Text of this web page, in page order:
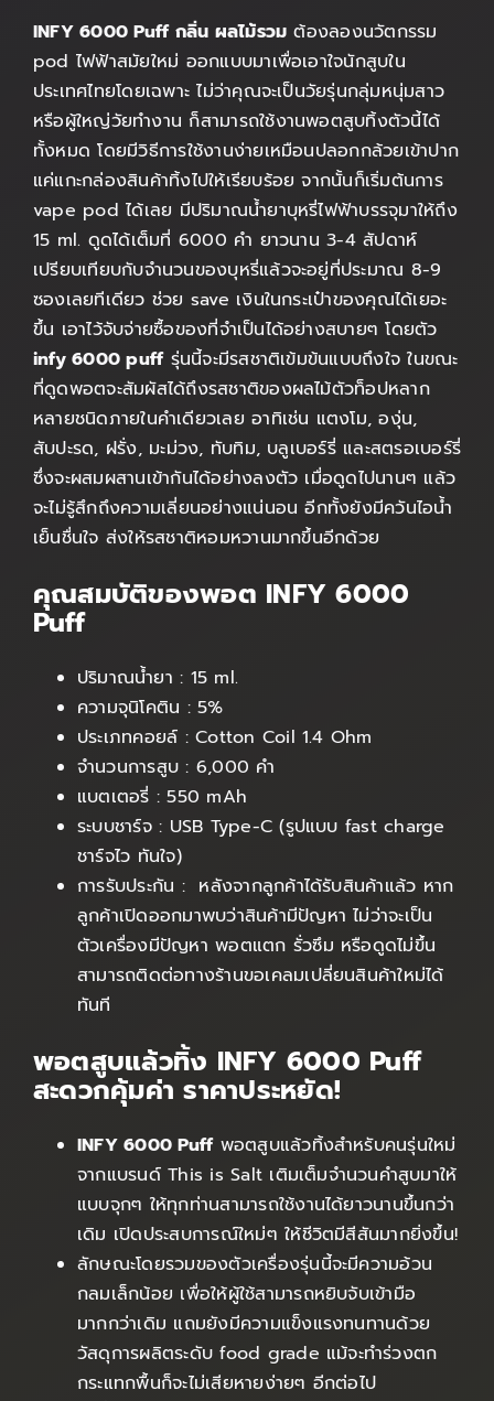
INFY 6000 Puff กลิ่น ผลไม้รวม ต้องลองนวัตกรรม
pod ไฟฟ้าสมัยใหม่ ออกแบบมาเพื่อเอาใจนักสูบใน
ประเทศไทยโดยเฉพาะ ไม่ว่าคุณจะเป็นวัยรุ่นกลุ่มหนุ่มสาว
หรือผู้ใหญ่วัยทำงาน ก็สามารถใช้งานพอตสูบทิ้งตัวนี้ได้
ทั้งหมด โดยมีวิธีการใช้งานง่ายเหมือนปลอกกล้วยเข้าปาก
แค่แกะกล่องสินค้าทิ้งไปให้เรียบร้อย จากนั้นก็เริ่มต้นการ
vape pod ได้เลย มีปริมาณน้ำยาบุหรี่ไฟฟ้าบรรจุมาให้ถึง
15 ml. ดูดได้เต็มที่ 6000 คำ ยาวนาน 3-4 สัปดาห์
เปรียบเทียบกับจำนวนของบุหรี่แล้วจะอยู่ที่ประมาณ 8-9
ซองเลยทีเดียว ช่วย save เงินในกระเป๋าของคุณได้เยอะ
ขึ้น เอาไว้จับจ่ายซื้อของที่จำเป็นได้อย่างสบายๆ โดยตัว
infy 6000 puffรุ่นนี้จะมีรสชาติเข้มข้นแบบถึงใจ ในขณะ
ที่ดูดพอตจะสัมผัสได้ถึงรสชาติของผลไม้ตัวท็อปหลาก
หลายชนิดภายในคำเดียวเลย อาทิเช่น แตงโม, องุ่น,
สับปะรด, ฝรั่ง, มะม่วง, ทับทิม, บลูเบอร์รี่ และสตรอเบอร์รี่
ซึ่งจะผสมผสานเข้ากันได้อย่างลงตัว เมื่อดูดไปนานๆ แล้ว
จะไม่รู้สึกถึงความเลี่ยนอย่างแน่นอน อีกทั้งยังมีควันไอน้ำ
เย็นชื่นใจ ส่งให้รสชาติหอมหวานมากขึ้นอีกด้วย
คุณสมบัติของพอต INFY 6000
Puff
ปริมาณน้ำยา : 15 ml.
ความจุนิโคติน : 5%
ประเภทคอยล์ : Cotton Coil 1.4 Ohm
จำนวนการสูบ : 6,000 คำ
แบตเตอรี่ : 550 mAh
ระบบชาร์จ : USB Type-C (รูปแบบ fast charge
ชาร์จไว ทันใจ)
การรับประกัน : หลังจากลูกค้าได้รับสินค้าแล้ว หาก
ลูกค้าเปิดออกมาพบว่าสินค้ามีปัญหา ไม่ว่าจะเป็น
ตัวเครื่องมีปัญหา พอตแตก รั่วซึม หรือดูดไม่ขึ้น
สามารถติดต่อทางร้านขอเคลมเปลี่ยนสินค้าใหม่ได้
ทันที
พอตสูบแล้วทิ้ง INFY 6000 Puff
สะดวกคุ้มค่า ราคาประหยัด!
INFY 6000 Puffพอตสูบแล้วทิ้งสำหรับคนรุ่นใหม่
จากแบรนด์ This is Salt เติมเต็มจำนวนคำสูบมาให้
แบบจุกๆ ให้ทุกท่านสามารถใช้งานได้ยาวนานขึ้นกว่า
เดิม เปิดประสบการณ์ใหม่ๆ ให้ชีวิตมีสีสันมากยิ่งขึ้น!
ลักษณะโดยรวมของตัวเครื่องรุ่นนี้จะมีความอ้วน
กลมเล็กน้อย เพื่อให้ผู้ใช้สามารถหยิบจับเข้ามือ
มากกว่าเดิม แถมยังมีความแข็งแรงทนทานด้วย
วัสดุการผลิตระดับ food grade แม้จะทำร่วงตก
กระแทกพื้นก็จะไม่เสียหายง่ายๆ อีกต่อไป